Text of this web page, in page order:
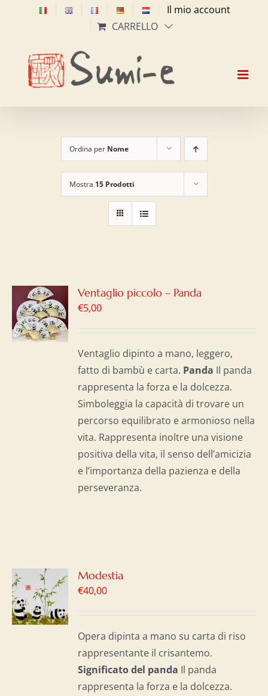
Il mio account
CARRELLO
Ordina per Nome
Mostra 15 Prodotti
Ventaglio piccolo – Panda
€5,00
Ventaglio dipinto a mano, leggero,
fatto di bambù e carta. Panda Il panda
rappresenta la forza e la dolcezza.
Simboleggia la capacità di trovare un
percorso equilibrato e armonioso nella
vita. Rappresenta inoltre una visione
positiva della vita, il senso dell’amicizia
e l’importanza della pazienza e della
perseveranza.
Modestia
€40,00
Opera dipinta a mano su carta di riso
rappresentante il crisantemo.
Significato del panda Il panda
rappresenta la forza e la dolcezza.